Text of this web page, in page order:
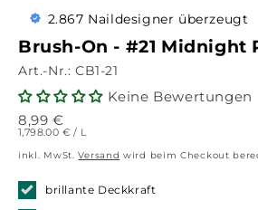
2.867 Naildesigner überzeugt
Brush-On - #21 Midnight
Art.-Nr.: CB1-21
Keine Bewertungen
8,99 €
GRUNDPREIS
1,798.00 € / PRO
L
inkl. MwSt.Versand wird beim Checkout
brillante Deckkraft